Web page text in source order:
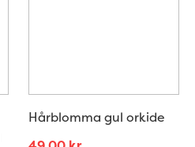
Hårblomma gul orkide